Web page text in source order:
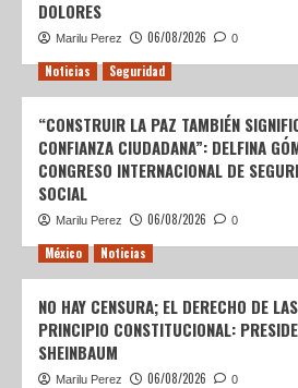
DOLORES
Marilu Perez 06/08/2026 0
Noticias Seguridad
“CONSTRUIR LA PAZ TAMBIÉN
CONFIANZA CIUDADANA”: DELFINA
CONGRESO INTERNACIONAL DE
SOCIAL
Marilu Perez 06/08/2026 0
México Noticias
NO HAY CENSURA; EL DERECHO DE
PRINCIPIO CONSTITUCIONAL:
SHEINBAUM
Marilu Perez 06/08/2026 0